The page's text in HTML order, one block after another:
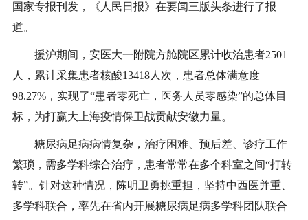
国家专报刊发，《人民日报》在要闻三版头条进行了报
道。
援沪期间，安医大一附院方舱院区累计收治患者2501
人，累计采集患者核酸13418人次，患者总体满意度
98.27%，实现了“患者零死亡，医务人员零感染”的总体目
标，为打赢大上海疫情保卫战贡献安徽力量。
糖尿病足病病情复杂，治疗困难、预后差、诊疗工作
繁琐，需多学科综合治疗，患者常常在多个科室之间“打转
转”。针对这种情况，陈明卫勇挑重担，坚持中西医并重、
多学科联合，率先在省内开展糖尿病足病多学科团队联合